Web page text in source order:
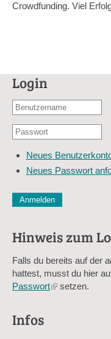
Crowdfunding. Viel
Login
Benutzername
E-
Adresse
Passwort
Neues
Neues Passwort
Diese
Sag mir nicht, wie
Hinweis zum
Falls du bereits auf der
hattest, musst du hier
Passwort(linksetzen.
Infos